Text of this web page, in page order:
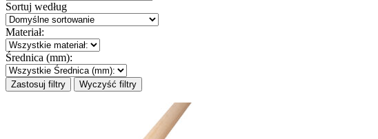
Sortuj według
Materiał:
Średnica (mm):
Zastosuj filtry Wyczyść filtry